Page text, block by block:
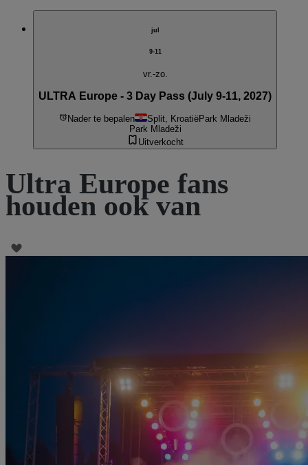
jul
9-11
vr.-zo.
ULTRA Europe - 3 Day Pass (July 9-11, 2027)
Nader te bepalen Split, KroatiëPark Mladeži
Park Mladeži
Uitverkocht
Ultra Europe fans
houden ook van